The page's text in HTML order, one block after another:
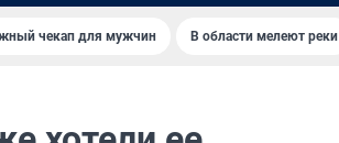
чекап для мужчин В области мелеют реки